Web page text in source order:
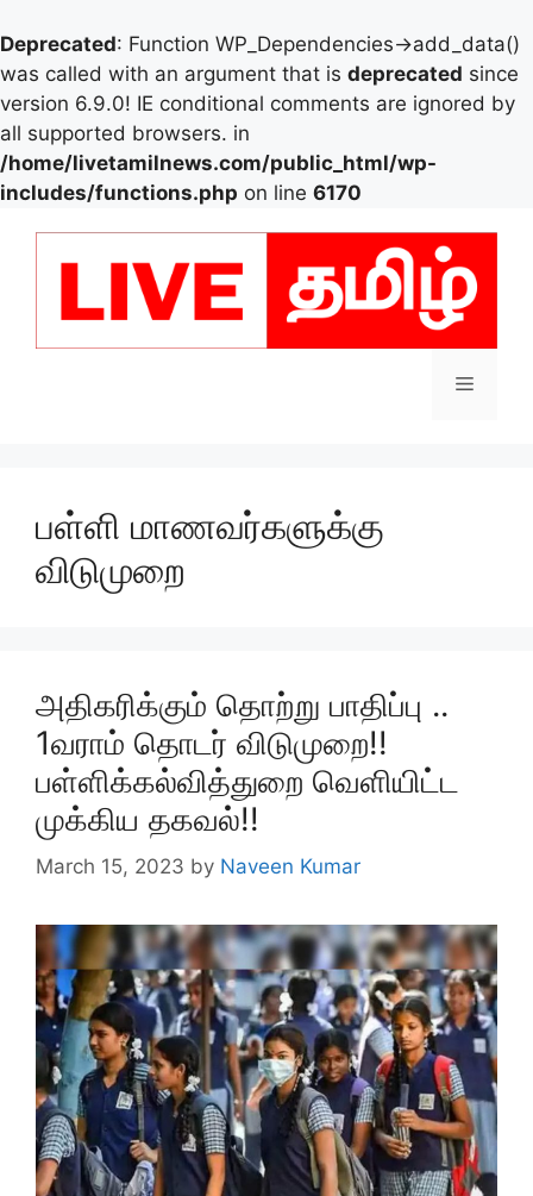
Deprecated: Function WP_Dependencies->add_data()
was called with an argument that is deprecated since
version 6.9.0! IE conditional comments are ignored by
all supported browsers. in
/home/livetamilnews.com/public_html/wp-
includes/functions.php on line 6170
Menu
பள்ளி மாணவர்களுக்கு
விடுமுறை
அதிகரிக்கும் தொற்று பாதிப்பு ..
1வராம் தொடர் விடுமுறை!!
பள்ளிக்கல்வித்துறை வெளியிட்ட
முக்கிய தகவல்!!
March 15, 2023 by Naveen Kumar